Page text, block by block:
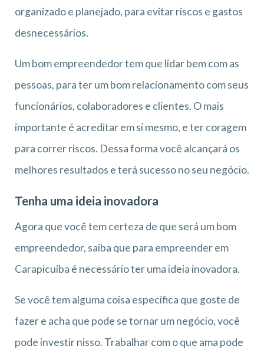
organizado e planejado, para evitar riscos e gastos
desnecessários.
Um bom empreendedor tem que lidar bem com as
pessoas, para ter um bom relacionamento com seus
funcionários, colaboradores e clientes. O mais
importante é acreditar em si mesmo, e ter coragem
para correr riscos. Dessa forma você alcançará os
melhores resultados e terá sucesso no seu negócio.
Tenha uma ideia inovadora
Agora que você tem certeza de que será um bom
empreendedor, saiba que para empreender em
Carapicuíba é necessário ter uma ideia inovadora.
Se você tem alguma coisa específica que goste de
fazer e acha que pode se tornar um negócio, você
pode investir nisso. Trabalhar com o que ama pode